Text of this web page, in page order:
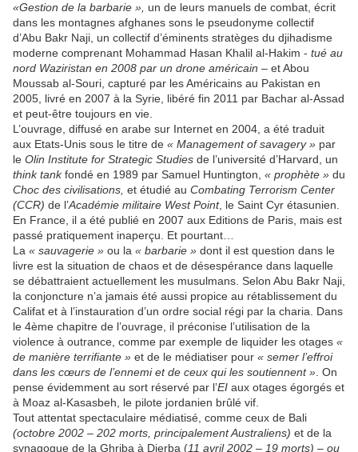
«Gestion de la barbarie », un de leurs manuels de combat, écrit
dans les montagnes afghanes sons le pseudonyme collectif
d’Abu Bakr Naji, un collectif d’éminents stratèges du djihadisme
moderne comprenant Mohammad Hasan Khalil al-Hakim - tué au
nord Waziristan en 2008 par un drone américain – et Abou
Moussab al-Souri, capturé par les Américains au Pakistan en
2005, livré en 2007 à la Syrie, libéré fin 2011 par Bachar al-Assad
et peut-être toujours en vie.
L’ouvrage, diffusé en arabe sur Internet en 2004, a été traduit
aux Etats-Unis sous le titre de « Management of savagery » par
le Olin Institute for Strategic Studies de l’université d’Harvard, un
think tankfondé en 1989 par Samuel Huntington, « prophète » du
Choc des civilisations, et étudié au Combating Terrorism Center
(CCR) de l’Académie militaire West Point, le Saint Cyr étasunien.
En France, il a été publié en 2007 aux Editions de Paris, mais est
passé pratiquement inaperçu. Et pourtant…
La « sauvagerie » ou la « barbarie » dont il est question dans le
livre est la situation de chaos et de désespérance dans laquelle
se débattraient actuellement les musulmans. Selon Abu Bakr Naji,
la conjoncture n’a jamais été aussi propice au rétablissement du
Califat et à l’instauration d’un ordre social régi par la charia. Dans
le 4ème chapitre de l’ouvrage, il préconise l’utilisation de la
violence à outrance, comme par exemple de liquider les otages «
de manière terrifiante » et de le médiatiser pour « semer l’effroi
dans les cœurs de l’ennemi et de ceux qui les soutiennent » . On
pense évidemment au sort réservé par l’EI aux otages égorgés et
à Moaz al-Kasasbeh, le pilote jordanien brûlé vif.
Tout attentat spectaculaire médiatisé, comme ceux de Bali
(octobre 2002 – 202 morts, principalement Australiens) et de la
synagogue de la Ghriba à Djerba (11 avril 2002 – 19 morts) – ou